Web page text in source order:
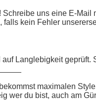
uns eine E-
falls kein Fehler
Langlebigkeit
maximalen
wer du bist, auch am